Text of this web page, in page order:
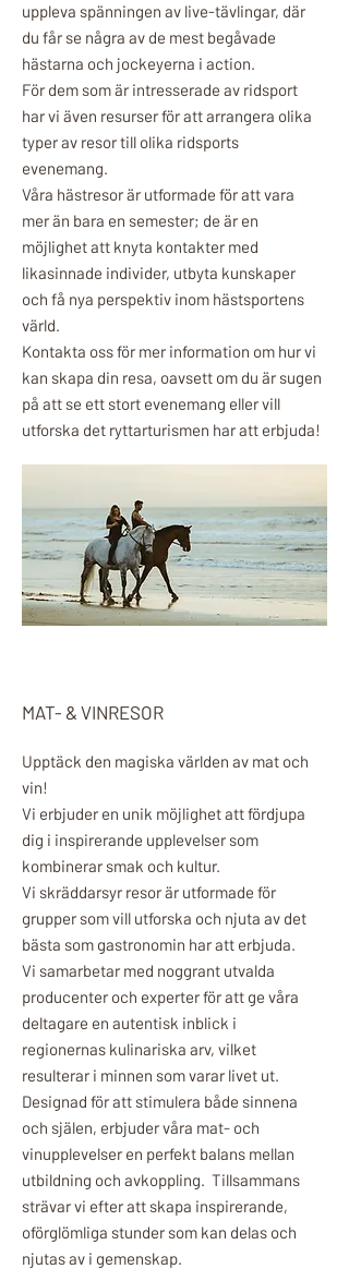
uppleva spänningen av live-tävlingar, där
du får se några av de mest begåvade
hästarna och jockeyerna i action.
För dem som är intresserade av ridsport
har vi även resurser för att arrangera olika
typer av resor till olika ridsports
evenemang.
Våra hästresor är utformade för att vara
mer än bara en semester; de är en
möjlighet att knyta kontakter med
likasinnade individer, utbyta kunskaper
och få nya perspektiv inom hästsportens
värld.
Kontakta oss för mer information om hur vi
kan skapa din resa, oavsett om du är sugen
på att se ett stort evenemang eller vill
utforska det ryttarturismen har att erbjuda!
MAT- & VINRESOR
Upptäck den magiska världen av mat och
vin!
Vi erbjuder en unik möjlighet att fördjupa
dig i inspirerande upplevelser som
kombinerar smak och kultur.
Vi skräddarsyr resor är utformade för
grupper som vill utforska och njuta av det
bästa som gastronomin har att erbjuda.
Vi samarbetar med noggrant utvalda
producenter och experter för att ge våra
deltagare en autentisk inblick i
regionernas kulinariska arv, vilket
resulterar i minnen som varar livet ut.
Designad för att stimulera både sinnena
och själen, erbjuder våra mat- och
vinupplevelser en perfekt balans mellan
utbildning och avkoppling. Tillsammans
strävar vi efter att skapa inspirerande,
oförglömliga stunder som kan delas och
njutas av i gemenskap.